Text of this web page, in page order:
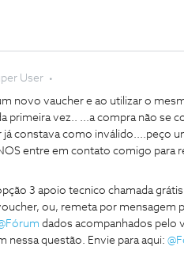
User
novo vaucher e ao utilizar o
primeira vez.. ...a compra não se
constava como inválido....peço
entre em contato comigo para
3 apoio tecnico chamada
ou, remeta por mensagem
dados acompanhados pelo
nessa questão. Envie para aqui: